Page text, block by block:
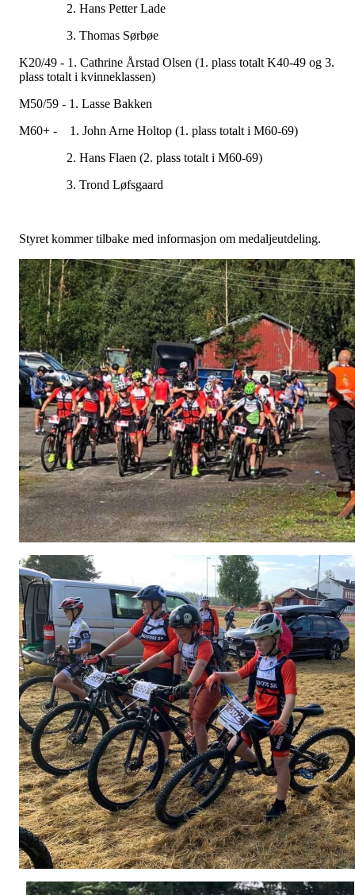
2. Hans Petter Lade
3. Thomas Sørbøe
K20/49 - 1. Cathrine Årstad Olsen (1. plass totalt K40-49 og 3.
plass totalt i kvinneklassen)
M50/59 - 1. Lasse Bakken
M60+ - 1. John Arne Holtop (1. plass totalt i M60-69)
2. Hans Flaen (2. plass totalt i M60-69)
3. Trond Løfsgaard
Styret kommer tilbake med informasjon om medaljeutdeling.